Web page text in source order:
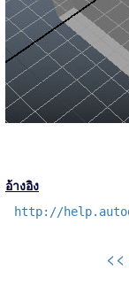
อ้างอิง
http://